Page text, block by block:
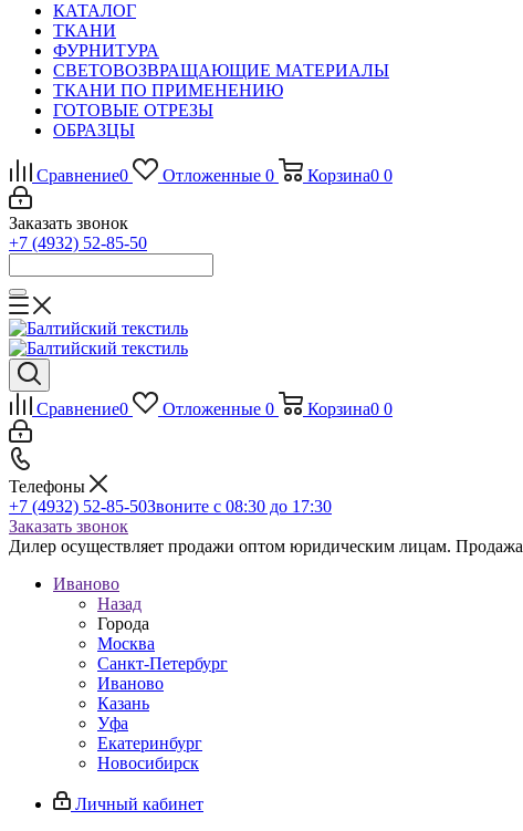
КАТАЛОГ
ТКАНИ
ФУРНИТУРА
СВЕТОВОЗВРАЩАЮЩИЕ МАТЕРИАЛЫ
ТКАНИ ПО ПРИМЕНЕНИЮ
ГОТОВЫЕ ОТРЕЗЫ
ОБРАЗЦЫ
Сравнение0 Отложенные 0 Корзина0 0
Заказать звонок
+7 (4932) 52-85-50
Сравнение0 Отложенные 0 Корзина0 0
Телефоны
+7 (4932) 52-85-50Звоните с 08:30 до 17:30
Заказать звонок
Дилер осуществляет продажи оптом юридическим лицам. Продажа
Иваново
Назад
Города
Москва
Санкт-Петербург
Иваново
Казань
Уфа
Екатеринбург
Новосибирск
Личный кабинет